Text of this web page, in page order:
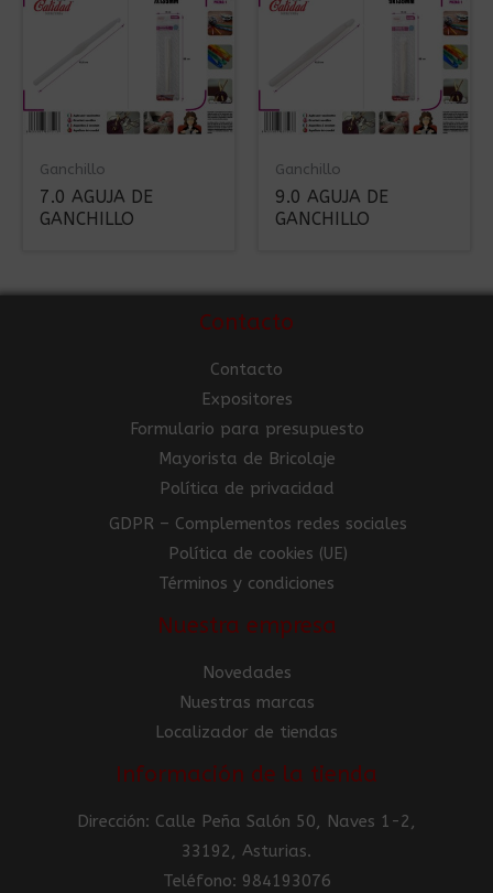
Ganchillo
7.0 AGUJA DE
GANCHILLO
Ganchillo
9.0 AGUJA DE
GANCHILLO
Contacto
Contacto
Expositores
Formulario para presupuesto
Mayorista de Bricolaje
Política de privacidad
GDPR – Complementos redes sociales
Política de cookies (UE)
Términos y condiciones
Nuestra empresa
Novedades
Nuestras marcas
Localizador de tiendas
Información de la tienda
Dirección: Calle Peña Salón 50, Naves 1-2,
33192, Asturias.
Teléfono: 984193076